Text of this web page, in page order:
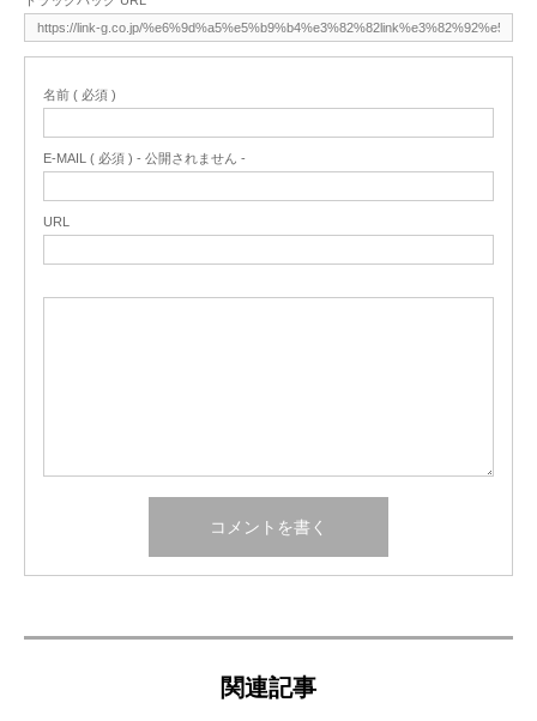
名前 ( 必須 )
E-MAIL ( 必須 ) - 公開されません -
URL
関連記事